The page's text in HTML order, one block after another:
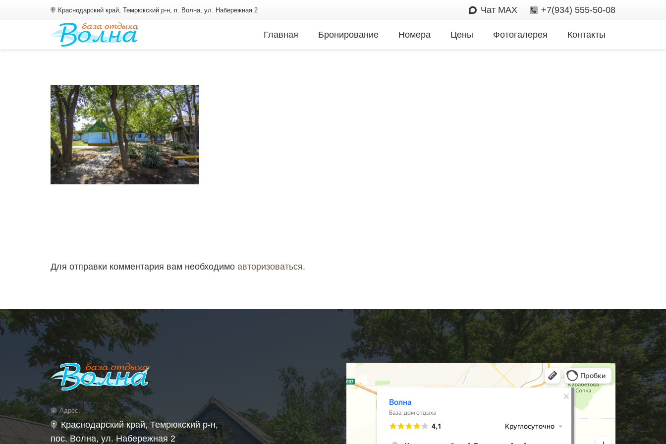
Краснодарский край, Темрюкский р-н, п. Волна, ул. Набережная 2 Чат MAX +7(934) 555-50-08
Главная Бронирование Номера Цены Фотогалерея Контакты
Для отправки комментария вам необходимо авторизоваться.
Адрес:
Краснодарский край, Темрюкский р-н,
пос. Волна, ул. Набережная 2